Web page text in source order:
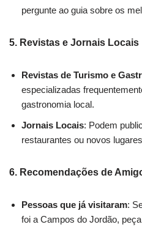
pergunte ao guia sobre os
5. Revistas e Jornais Locais
Revistas de Turismo e
especializadas
gastronomia local.
Jornais Locais: Podem
restaurantes ou novos
6. Recomendações de
Pessoas que já visitaram:
foi a Campos do Jordão,